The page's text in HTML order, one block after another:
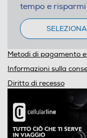
tempo e
Metodi di pagamento
Informazioni sulla
Diritto di recesso